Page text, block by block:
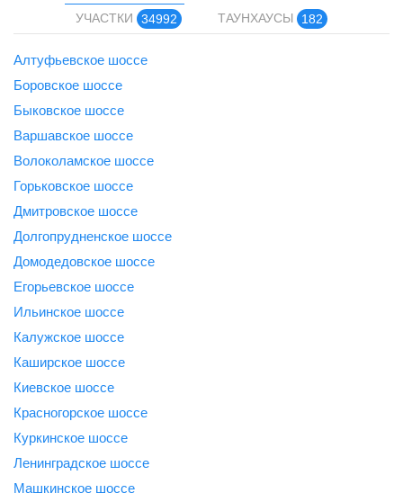
УЧАСТКИ
34992 ТАУНХАУСЫ 182
Алтуфьевское шоссе
Боровское шоссе
Быковское шоссе
Варшавское шоссе
Волоколамское шоссе
Горьковское шоссе
Дмитровское шоссе
Долгопрудненское шоссе
Домодедовское шоссе
Егорьевское шоссе
Ильинское шоссе
Калужское шоссе
Каширское шоссе
Киевское шоссе
Красногорское шоссе
Куркинское шоссе
Ленинградское шоссе
Машкинское шоссе